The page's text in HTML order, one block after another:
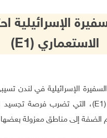
الإسرائيلية
الاستعماري (E1)
السفيرة الإسرائيلية في
E1)، التي تضرب فرصة تجسيد
الضفة إلى مناطق معزولة